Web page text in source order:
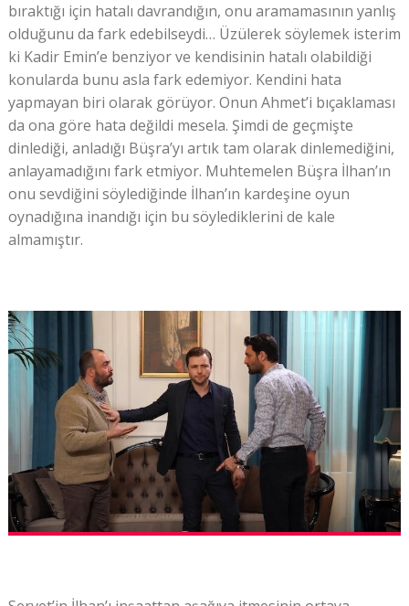
bıraktığı için hatalı davrandığın, onu aramamasının yanlış
olduğunu da fark edebilseydi… Üzülerek söylemek isterim
ki Kadir Emin’e benziyor ve kendisinin hatalı olabildiği
konularda bunu asla fark edemiyor. Kendini hata
yapmayan biri olarak görüyor. Onun Ahmet’i bıçaklaması
da ona göre hata değildi mesela. Şimdi de geçmişte
dinlediği, anladığı Büşra’yı artık tam olarak dinlemediğini,
anlayamadığını fark etmiyor. Muhtemelen Büşra İlhan’ın
onu sevdiğini söylediğinde İlhan’ın kardeşine oyun
oynadığına inandığı için bu söylediklerini de kale
almamıştır.